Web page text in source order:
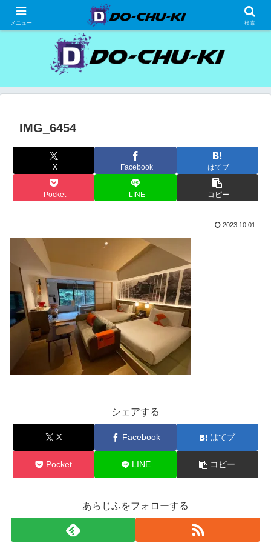
高級ホテルの格安宿泊研究、宿泊記
IMG_6454
X Facebook はてブ
Pocket LINE コピー
2023.10.01
シェアする
X Facebook はてブ
Pocket LINE コピー
あらじふをフォローする
メニュー 検索